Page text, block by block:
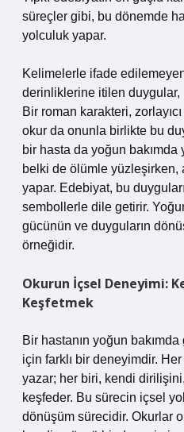
süreçler gibi, bu dönemde
yolculuk yapar.
Kelimelerle ifade
derinliklerine itilen duygular,
Bir roman karakteri,
okur da onunla birlikte bu
bir hasta da yoğun bakımda
belki de ölümle yüzleşirken,
yapar. Edebiyat, bu
sembollerle dile getirir.
gücünün ve duyguların
örneğidir.
Okurun İçsel Deneyimi:
Keşfetmek
Bir hastanın yoğun
için farklı bir deneyimdir.
yazar; her biri, kendi
keşfeder. Bu sürecin içsel
dönüşüm sürecidir. Okurlar